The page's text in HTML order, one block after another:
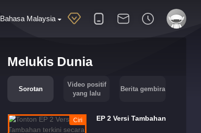
Bahasa Malaysia
Melukis Dunia
Sorotan
Video positif
yang lalu
Berita gembira
Ciri EP 2 Versi Tambahan